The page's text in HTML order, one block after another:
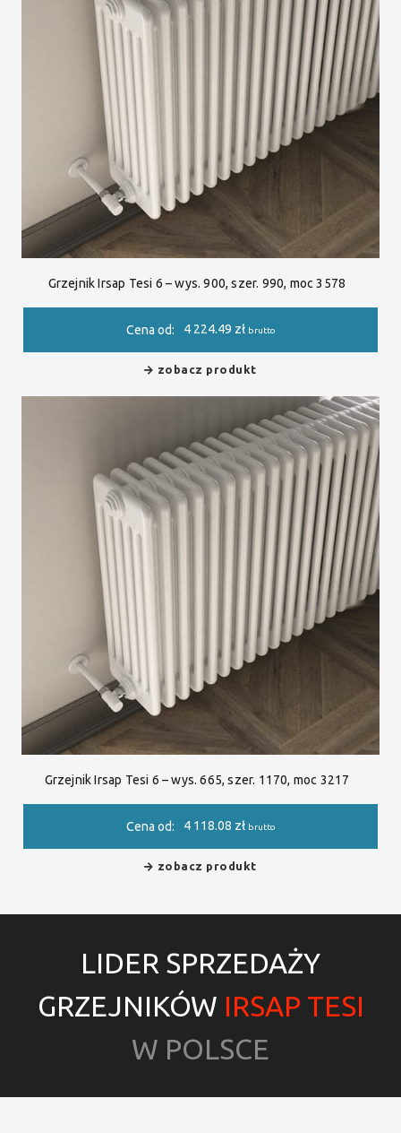
Grzejnik Irsap Tesi 6 – wys. 900, szer. 990, moc 3578
Cena od: 4 224.49 zł brutto
zobacz produkt
Grzejnik Irsap Tesi 6 – wys. 665, szer. 1170, moc 3217
Cena od: 4 118.08 zł brutto
zobacz produkt
LIDER SPRZEDAŻY
GRZEJNIKÓW IRSAP TESI
W POLSCE